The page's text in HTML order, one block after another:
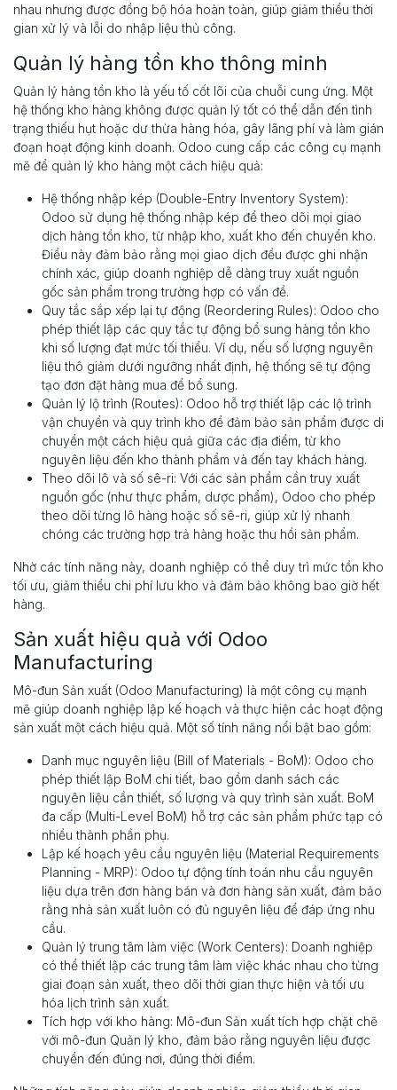
nhau nhưng được đồng bộ hóa hoàn toàn, giúp giảm thiểu thời
gian xử lý và lỗi do nhập liệu thủ công.
Quản lý hàng tồn kho thông minh
Quản lý hàng tồn kho là yếu tố cốt lõi của chuỗi cung ứng. Một
hệ thống kho hàng không được quản lý tốt có thể dẫn đến tình
trạng thiếu hụt hoặc dư thừa hàng hóa, gây lãng phí và làm gián
đoạn hoạt động kinh doanh. Odoo cung cấp các công cụ mạnh
mẽ để quản lý kho hàng một cách hiệu quả:
Hệ thống nhập kép (Double-Entry Inventory System):
Odoo sử dụng hệ thống nhập kép để theo dõi mọi giao
dịch hàng tồn kho, từ nhập kho, xuất kho đến chuyển kho.
Điều này đảm bảo rằng mọi giao dịch đều được ghi nhận
chính xác, giúp doanh nghiệp dễ dàng truy xuất nguồn
gốc sản phẩm trong trường hợp có vấn đề.
Quy tắc sắp xếp lại tự động (Reordering Rules): Odoo cho
phép thiết lập các quy tắc tự động bổ sung hàng tồn kho
khi số lượng đạt mức tối thiểu. Ví dụ, nếu số lượng nguyên
liệu thô giảm dưới ngưỡng nhất định, hệ thống sẽ tự động
tạo đơn đặt hàng mua để bổ sung.
Quản lý lộ trình (Routes): Odoo hỗ trợ thiết lập các lộ trình
vận chuyển và quy trình kho để đảm bảo sản phẩm được di
chuyển một cách hiệu quả giữa các địa điểm, từ kho
nguyên liệu đến kho thành phẩm và đến tay khách hàng.
Theo dõi lô và số sê-ri: Với các sản phẩm cần truy xuất
nguồn gốc (như thực phẩm, dược phẩm), Odoo cho phép
theo dõi từng lô hàng hoặc số sê-ri, giúp xử lý nhanh
chóng các trường hợp trả hàng hoặc thu hồi sản phẩm.
Nhờ các tính năng này, doanh nghiệp có thể duy trì mức tồn kho
tối ưu, giảm thiểu chi phí lưu kho và đảm bảo không bao giờ hết
hàng.
Sản xuất hiệu quả với Odoo
Manufacturing
Mô-đun Sản xuất (Odoo Manufacturing) là một công cụ mạnh
mẽ giúp doanh nghiệp lập kế hoạch và thực hiện các hoạt động
sản xuất một cách hiệu quả. Một số tính năng nổi bật bao gồm:
Danh mục nguyên liệu (Bill of Materials - BoM): Odoo cho
phép thiết lập BoM chi tiết, bao gồm danh sách các
nguyên liệu cần thiết, số lượng và quy trình sản xuất. BoM
đa cấp (Multi-Level BoM) hỗ trợ các sản phẩm phức tạp có
nhiều thành phần phụ.
Lập kế hoạch yêu cầu nguyên liệu (Material Requirements
Planning - MRP): Odoo tự động tính toán nhu cầu nguyên
liệu dựa trên đơn hàng bán và đơn hàng sản xuất, đảm bảo
rằng nhà sản xuất luôn có đủ nguyên liệu để đáp ứng nhu
cầu.
Quản lý trung tâm làm việc (Work Centers): Doanh nghiệp
có thể thiết lập các trung tâm làm việc khác nhau cho từng
giai đoạn sản xuất, theo dõi thời gian thực hiện và tối ưu
hóa lịch trình sản xuất.
Tích hợp với kho hàng: Mô-đun Sản xuất tích hợp chặt chẽ
với mô-đun Quản lý kho, đảm bảo rằng nguyên liệu được
chuyển đến đúng nơi, đúng thời điểm.